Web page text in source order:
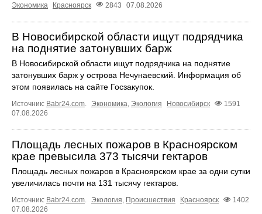
Экономика
Красноярск 2843 07.08.2026
В Новосибирской области ищут подрядчика
на поднятие затонувших барж
В Новосибирской области ищут подрядчика на поднятие
затонувших барж у острова Нечунаевский. Информация об
этом появилась на сайте Госзакупок.
Источник: Babr24.com Экономика Экология Новосибирск
1591
07.08.2026
Площадь лесных пожаров в Красноярском
крае превысила 373 тысячи гектаров
Площадь лесных пожаров в Красноярском крае за одни сутки
увеличилась почти на 131 тысячу гектаров.
Источник: Babr24.com Экология Происшествия Красноярск
1402
07.08.2026